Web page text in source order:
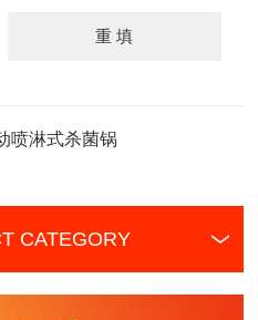
喷淋式杀菌锅
CATEGORY